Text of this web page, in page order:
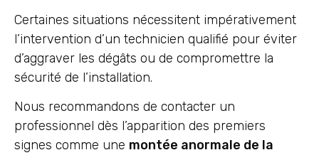
Certaines situations nécessitent impérativement
l’intervention d’un technicien qualifié pour éviter
d’aggraver les dégâts ou de compromettre la
sécurité de l’installation.
Nous recommandons de contacter un
professionnel dès l’apparition des premiers
signes comme une montée anormale de la